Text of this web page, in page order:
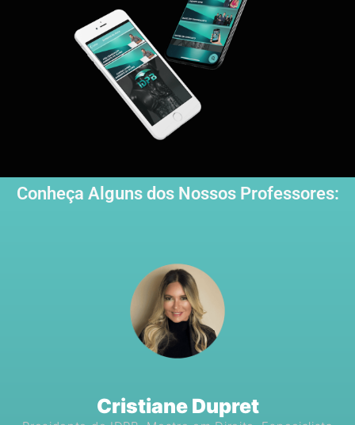
Conheça Alguns dos Nossos Professores:
Cristiane Dupret